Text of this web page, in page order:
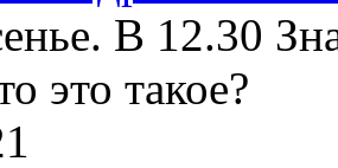
В 12.30
это такое?